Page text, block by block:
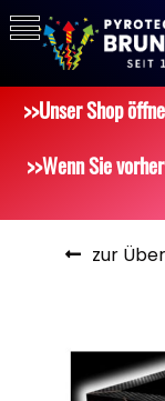
>>Unser Shop
>>Wenn Sie
zur